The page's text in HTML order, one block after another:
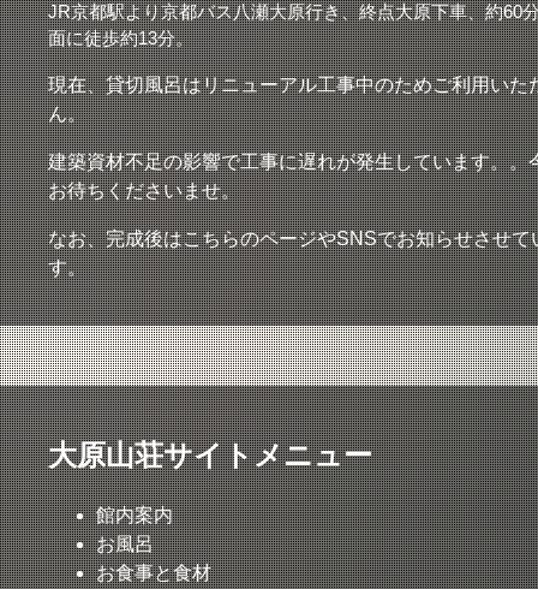
JR京都駅より京都バス八瀬大原行き、終点大原下車、約60
面に徒歩約13分。
現在、貸切風呂はリニューアル工事中のためご利用いた
ん。
建築資材不足の影響で工事に遅れが発生しています。。
お待ちくださいませ。
なお、完成後はこちらのページやSNSでお知らせさせて
す。
大原山荘サイトメニュー
館内案内
お風呂
お食事と食材